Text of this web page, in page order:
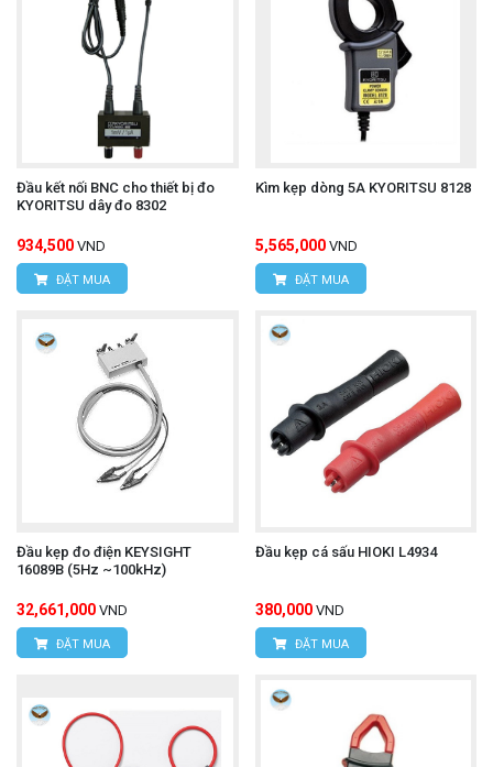
Đầu kết nối BNC cho thiết bị đo
KYORITSU dây đo 8302
934,500 VND
ĐẶT MUA
Kìm kẹp dòng 5A KYORITSU 8128
5,565,000 VND
ĐẶT MUA
Đầu kẹp đo điện KEYSIGHT
16089B (5Hz ~100kHz)
32,661,000 VND
ĐẶT MUA
Đầu kẹp cá sấu HIOKI L4934
380,000 VND
ĐẶT MUA